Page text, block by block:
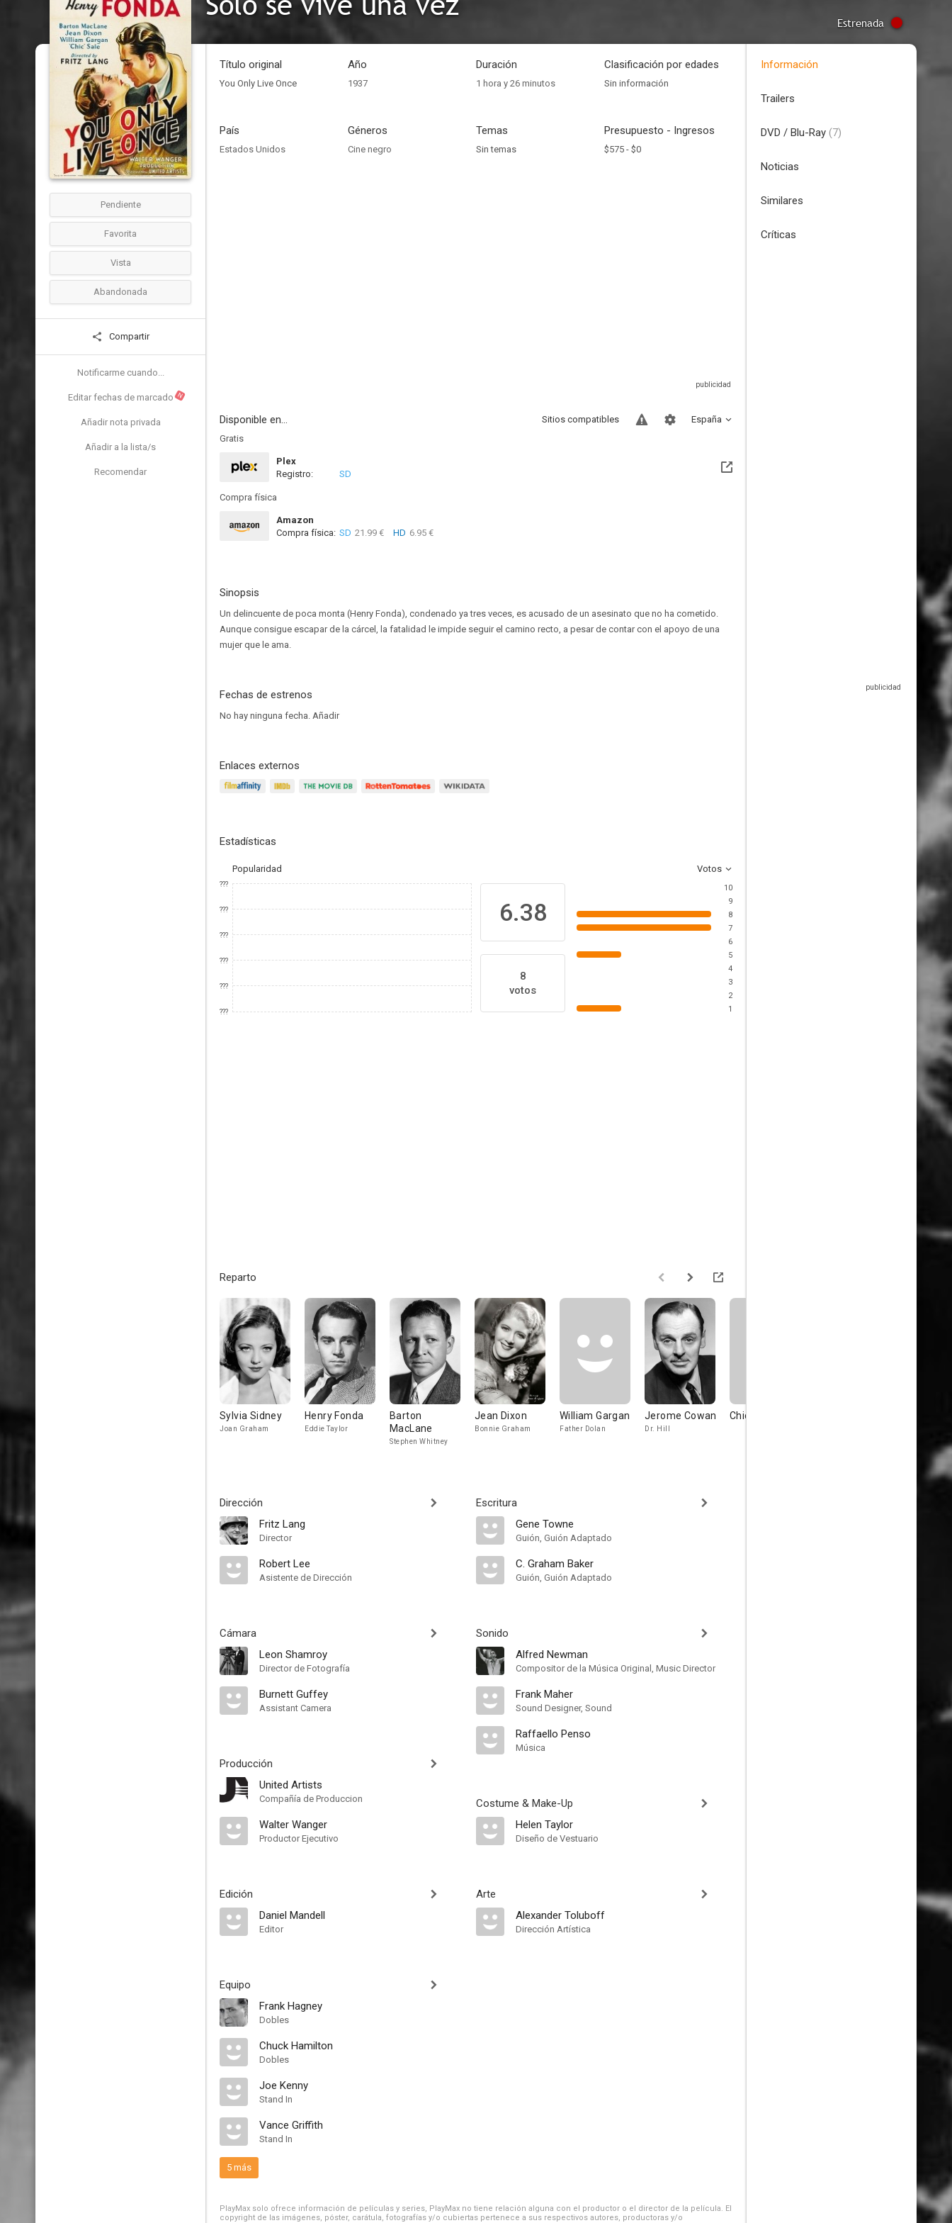
Estrenada
Pendiente
Favorita
Vista
Abandonada
Compartir
Notificarme cuando...
Editar fechas de marcado N
Añadir nota privada
Añadir a la lista/s
Recomendar
Título original
You Only Live Once
Año
1937
Duración
1 hora y 26 minutos
Clasificación por edades
Sin información
País
Estados Unidos
Géneros
Cine negro
Temas
Sin temas
Presupuesto - Ingresos
$575 - $0
Disponible en... España
Sitios compatibles
Gratis
Plex
Registro:
SD
Compra física
Amazon
Compra física: SD 21.99 € HD 6.95 €
Sinopsis
Un delincuente de poca monta (Henry Fonda), condenado ya tres veces, es acusado de un asesinato que no ha cometido.
Aunque consigue escapar de la cárcel, la fatalidad le impide seguir el camino recto, a pesar de contar con el apoyo de una
mujer que le ama.
Fechas de estrenos
No hay ninguna fecha. Añadir
Enlaces externos
Estadísticas
Popularidad Votos
???
???
???
???
???
???
6.38
8
votos
10
9
8
7
6
5
4
3
2
1
Reparto
Sylvia Sidney
Joan Graham
Henry Fonda
Eddie Taylor
Barton
MacLane
Stephen Whitney
Jean Dixon
Bonnie Graham
William Gargan
Father Dolan
Jerome Cowan
Dr. Hill
Chic Sale
Dirección
Fritz Lang
Director
Robert Lee
Asistente de Dirección
Cámara
Leon Shamroy
Director de Fotografía
Burnett Guffey
Assistant Camera
Producción
United Artists
Compañía de Produccion
Walter Wanger
Productor Ejecutivo
Edición
Daniel Mandell
Editor
Equipo
Frank Hagney
Dobles
Chuck Hamilton
Dobles
Joe Kenny
Stand In
Vance Griffith
Stand In
5 más
Escritura
Gene Towne
Guión, Guión Adaptado
C. Graham Baker
Guión, Guión Adaptado
Sonido
Alfred Newman
Compositor de la Música Original, Music Director
Frank Maher
Sound Designer, Sound
Raffaello Penso
Música
Costume & Make-Up
Helen Taylor
Diseño de Vestuario
Arte
Alexander Toluboff
Dirección Artística
PlayMax solo ofrece información de películas y series, PlayMax no tiene relación alguna con el productor o el director de la película. El
copyright de las imágenes, póster, carátula, fotografías y/o cubiertas pertenece a sus respectivos autores, productoras y/o
Información
Trailers
DVD / Blu-Ray (7)
Noticias
Similares
Críticas